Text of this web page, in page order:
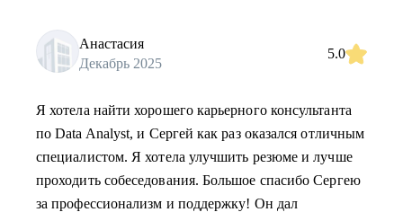
Анастасия
Декабрь 2025
5.0
Я хотела найти хорошего карьерного консультанта
по Data Analyst, и Сергей как раз оказался отличным
специалистом. Я хотела улучшить резюме и лучше
проходить собеседования. Большое спасибо Сергею
за профессионализм и поддержку! Он дал